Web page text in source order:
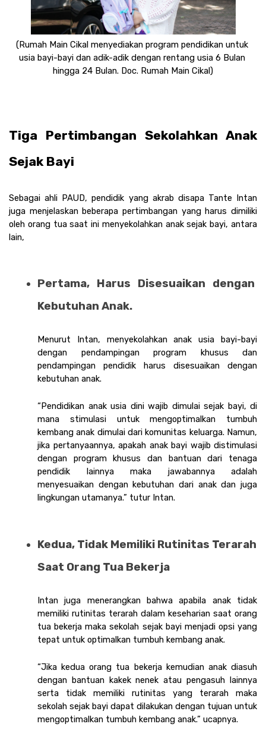
(Rumah Main Cikal menyediakan program pendidikan untuk
usia bayi-bayi dan adik-adik dengan rentang usia 6 Bulan
hingga 24 Bulan. Doc. Rumah Main Cikal)
Tiga Pertimbangan Sekolahkan Anak
Sejak Bayi
Sebagai ahli PAUD, pendidik yang akrab disapa Tante Intan
juga menjelaskan beberapa pertimbangan yang harus dimiliki
oleh orang tua saat ini menyekolahkan anak sejak bayi, antara
lain,
Pertama, Harus Disesuaikan dengan
Kebutuhan Anak.
Menurut Intan, menyekolahkan anak usia bayi-bayi
dengan pendampingan program khusus dan
pendampingan pendidik harus disesuaikan dengan
kebutuhan anak.
“Pendidikan anak usia dini wajib dimulai sejak bayi, di
mana stimulasi untuk mengoptimalkan tumbuh
kembang anak dimulai dari komunitas keluarga. Namun,
jika pertanyaannya, apakah anak bayi wajib distimulasi
dengan program khusus dan bantuan dari tenaga
pendidik lainnya maka jawabannya adalah
menyesuaikan dengan kebutuhan dari anak dan juga
lingkungan utamanya.” tutur Intan.
Kedua, Tidak Memiliki Rutinitas Terarah
Saat Orang Tua Bekerja
Intan juga menerangkan bahwa apabila anak tidak
memiliki rutinitas terarah dalam keseharian saat orang
tua bekerja maka sekolah sejak bayi menjadi opsi yang
tepat untuk optimalkan tumbuh kembang anak.
“Jika kedua orang tua bekerja kemudian anak diasuh
dengan bantuan kakek nenek atau pengasuh lainnya
serta tidak memiliki rutinitas yang terarah maka
sekolah sejak bayi dapat dilakukan dengan tujuan untuk
mengoptimalkan tumbuh kembang anak.” ucapnya.